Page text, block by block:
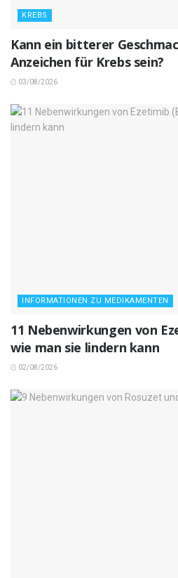
KREBS
Kann ein bitterer
Anzeichen für Krebs sein?
03/08/2026
INFORMATIONEN ZU MEDIKAMENTEN
11 Nebenwirkungen von
wie man sie lindern kann
02/08/2026